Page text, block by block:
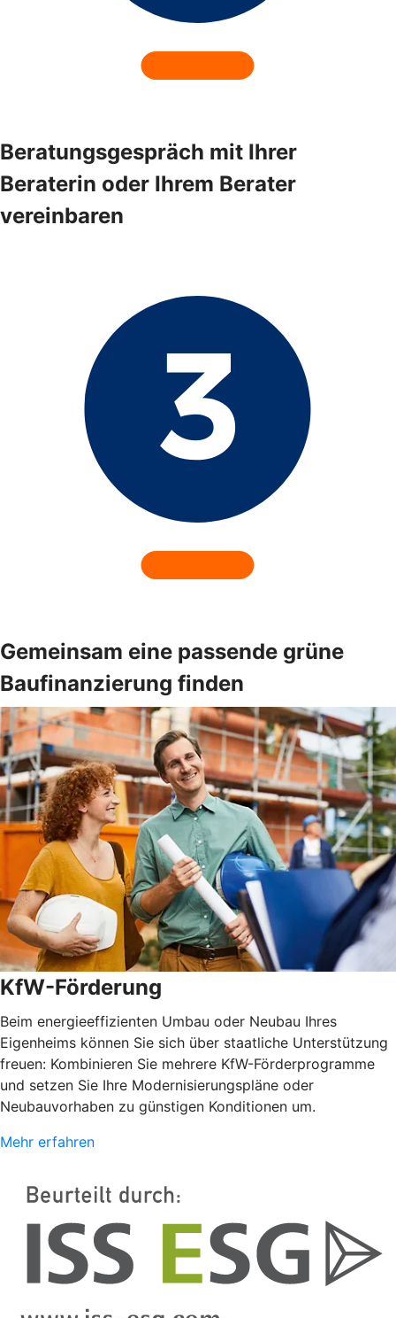
Beratungsgespräch mit Ihrer
Beraterin oder Ihrem Berater
vereinbaren
Gemeinsam eine passende grüne
Baufinanzierung finden
KfW-Förderung
Beim energieeffizienten Umbau oder Neubau Ihres
Eigenheims können Sie sich über staatliche Unterstützung
freuen: Kombinieren Sie mehrere KfW-Förderprogramme
und setzen Sie Ihre Modernisierungspläne oder
Neubauvorhaben zu günstigen Konditionen um.
Mehr erfahren